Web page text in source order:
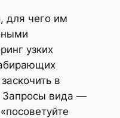
для чего им
узких
в
вида —